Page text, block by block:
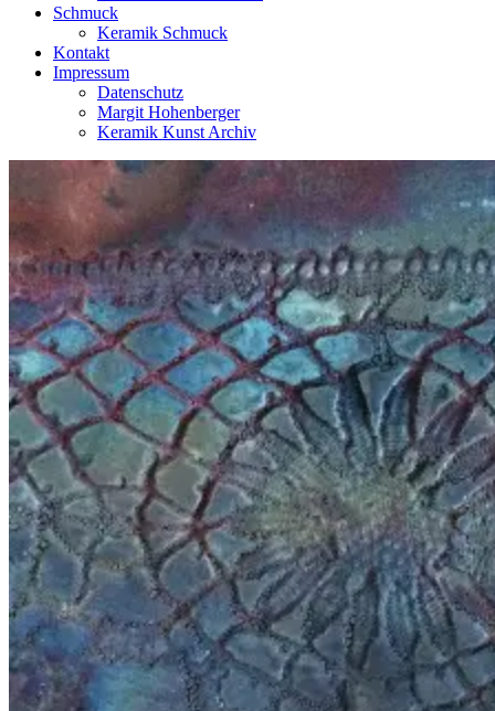
Schmuck
Keramik Schmuck
Kontakt
Impressum
Datenschutz
Margit Hohenberger
Keramik Kunst Archiv